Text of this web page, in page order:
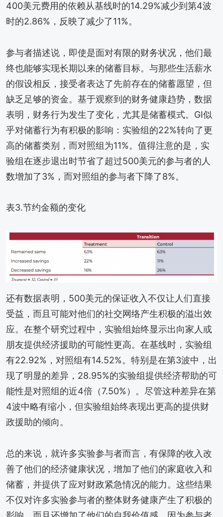
400美元费用的依赖从基线时的14.29%减少到第4波
时的2.86%，反映了减少了11%。
参与者描述说，即使是面对有限的财务状况，他们最
终也能够实现长期以来的储蓄目标。与那些生活薪水
的假设相反，接受者表达了先前存在的储蓄愿望，但
缺乏足够的资金。基于观察到的财务健康趋势，数据
表明，财务行为发生了变化，尤其是储蓄模式。GI似
乎对储蓄行为有积极的影响：实验组的22%转向了更
高的储蓄类别，而对照组为11%。值得注意的是，实
验组在逐步退出时节省了超过500美元的参与者的人
数增加了3%，而对照组的参与者下降了8%。
表3.节约金额的变化
还有数据表明，500美元的保证收入不仅让人们直接
受益，而且可能对他们的社交网络产生积极的溢出效
应。在整个研究过程中，实验组始终显示出向家人或
朋友提供经济援助的可能性更高。在基线时，实验组
有22.92%，对照组有14.52%。特别是在第3波中，出
现了明显的差异，28.95%的实验组提供经济帮助的可
能性是对照组的近4倍（7.50%）。尽管这种差异在第
4波中略有缩小，但实验组始终表现出更高的提供财
政援助的倾向。
总的来说，就许多实验参与者而言，有保障的收入改
善了他们的经济健康状况，增加了他们的家庭收入和
储蓄，并提供了应对财政紧急情况的能力。这些结果
不仅对许多实验参与者的整体财务健康产生了积极的